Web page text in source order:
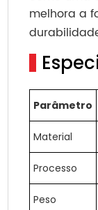
melhora a
Parâmetro
Material
Processo
Peso